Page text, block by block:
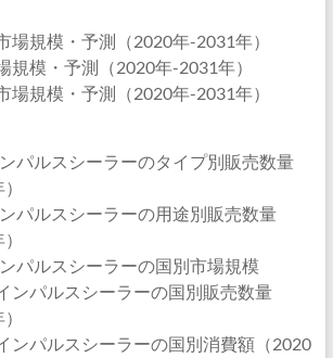
場規模・予測（2020年-2031年）
規模・予測（2020年-2031年）
場規模・予測（2020年-2031年）
パルスシーラーのタイプ別販売数量
パルスシーラーの用途別販売数量
パルスシーラーの国別市場規模
ンパルスシーラーの国別販売数量
ンパルスシーラーの国別消費額（2020